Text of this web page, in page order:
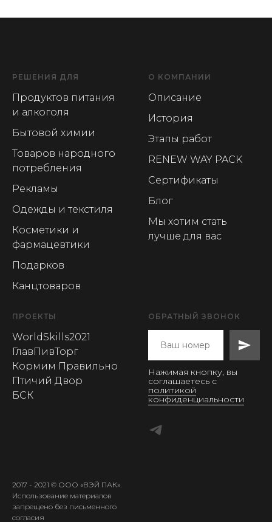
РЕШЕНИЯ ДЛЯ
Продуктов питания
и алкоголя
Бытовой химии
Товаров народного
потребления
Рекламы
Одежды и текстиля
Косметики и
фармацевтики
Подарков
Канцтоваров
О КОМПАНИИ
Описание
История
Этапы работ
RENEW WAY PACK
Сертификаты
Блог
Мы хотим стать
лучше для вас
ПРОЕКТЫ
WorldSkills2021
ГлавПивТорг
Кормим Правильно
Птичий Двор
БСК
ОБРАТНЫЙ ЗВОНОК
Нажимая кнопку, вы
соглашаетесь с
политикой
конфиденциальности
2017 - 2021 © ООО «ВЭЙ ПАК».
Использование материалов
запрещено без письменного
согласия